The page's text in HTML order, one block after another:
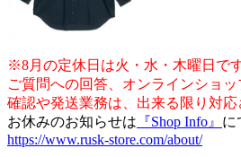
※8月の定休日は火・水・木曜日です
ご質問への回答、オンラインショ
確認や発送業務は、出来る限り対応
お休みのお知らせは 『Shop Info』 に
https://www.rusk-store.com/about/